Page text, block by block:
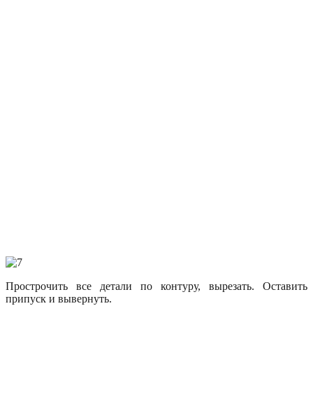
Прострочить все детали по контуру, вырезать. Оставить
припуск и вывернуть.